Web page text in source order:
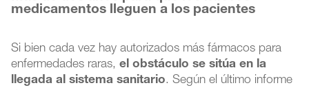
medicamentos lleguen a los pacientes
Si bien cada vez hay autorizados más fármacos para
enfermedades raras,el obstáculo se sitúa en la
llegada al sistema sanitario. Según el último informe